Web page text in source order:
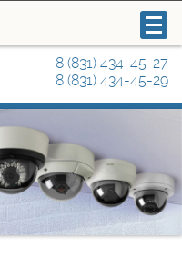
8 (831) 434-45-27
8 (831) 434-45-29